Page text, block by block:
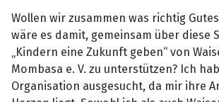
Wollen wir zusammen was richtig
wäre es damit, gemeinsam über diese
„Kindern eine Zukunft geben“ von
Mombasa e. V. zu unterstützen? Ich
Organisation ausgesucht, da mir ihre